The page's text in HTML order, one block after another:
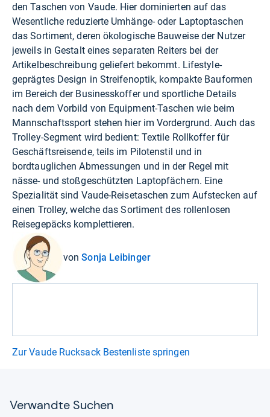
den Taschen von Vaude. Hier dominierten auf das
Wesentliche reduzierte Umhänge- oder Laptoptaschen
das Sortiment, deren ökologische Bauweise der Nutzer
jeweils in Gestalt eines separaten Reiters bei der
Artikelbeschreibung geliefert bekommt. Lifestyle-
geprägtes Design in Streifenoptik, kompakte Bauformen
im Bereich der Businesskoffer und sportliche Details
nach dem Vorbild von Equipment-Taschen wie beim
Mannschaftssport stehen hier im Vordergrund. Auch das
Trolley-Segment wird bedient: Textile Rollkoffer für
Geschäftsreisende, teils im Pilotenstil und in
bordtauglichen Abmessungen und in der Regel mit
nässe- und stoßgeschützten Laptopfächern. Eine
Spezialität sind Vaude-Reisetaschen zum Aufstecken auf
einen Trolley, welche das Sortiment des rollenlosen
Reisegepäcks komplettieren.
vonSonja Leibinger
Zur Vaude Rucksack Bestenliste springen
Ver­wandte Suchen